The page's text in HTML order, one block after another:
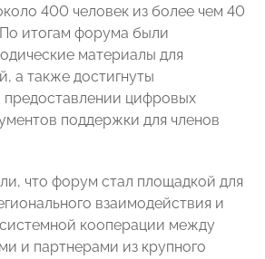
400 человек из более чем 40
итогам форума были
материалы для
а также достигнуты
предоставлении цифровых
поддержки для членов
что форум стал площадкой для
взаимодействия и
кооперации между
и партнерами из крупного